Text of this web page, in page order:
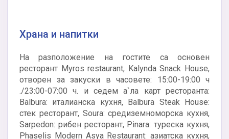
Храна и напитки
На разположение на гостите са основен
ресторант Myros restaurant, Kalynda Snack House,
отворен за закуски в часовете: 15:00-19:00 ч
./23:00-07:00 ч. и седем а`ла карт ресторанта:
Balbura: италианска кухня, Balbura Steak House:
стек ресторант, Soura: средиземноморска кухня,
Sarpedon: рибен ресторант, Pinara: туреска кухня,
Phaselis Modern Asya Restaurant: азиатска кухня,